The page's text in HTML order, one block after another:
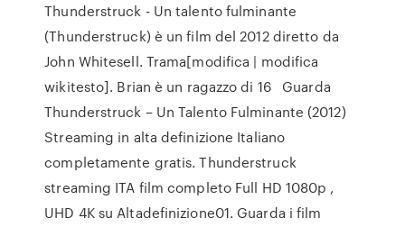
Thunderstruck - Un talento fulminante
(Thunderstruck) è un film del 2012 diretto da
John Whitesell. Trama[modifica | modifica
wikitesto]. Brian è un ragazzo di 16 Guarda
Thunderstruck – Un Talento Fulminante (2012)
Streaming in alta definizione Italiano
completamente gratis. Thunderstruck
streaming ITA film completo Full HD 1080p ,
UHD 4K su Altadefinizione01. Guarda i film